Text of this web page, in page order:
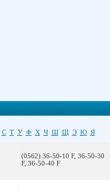
С Т У Ф Х Ч Ш Щ Э Ю Я
(0562) 36-50-10 F, 36-50-30
F, 36-50-40 F